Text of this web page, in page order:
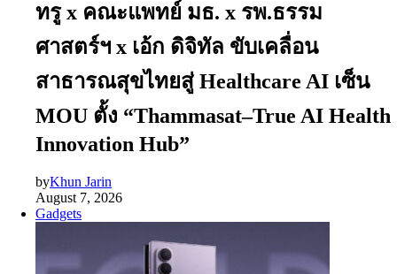
ทรู x คณะแพทย์ มธ. x รพ.ธรรม
ศาสตร์ฯ x เอ้ก ดิจิทัล ขับเคลื่อน
สาธารณสุขไทยสู่ Healthcare AI เซ็น
MOU ตั้ง “Thammasat–True AI Health
Innovation Hub”
byKhun Jarin
August 7, 2026
Gadgets